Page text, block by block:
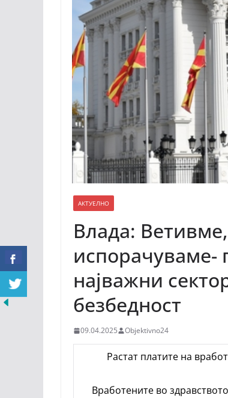
АКТУЕЛНО
Влада:
испорачуваме-
најважни
безбедност
09.04.2025 Objektivno24
Растат платите на
Вработените во